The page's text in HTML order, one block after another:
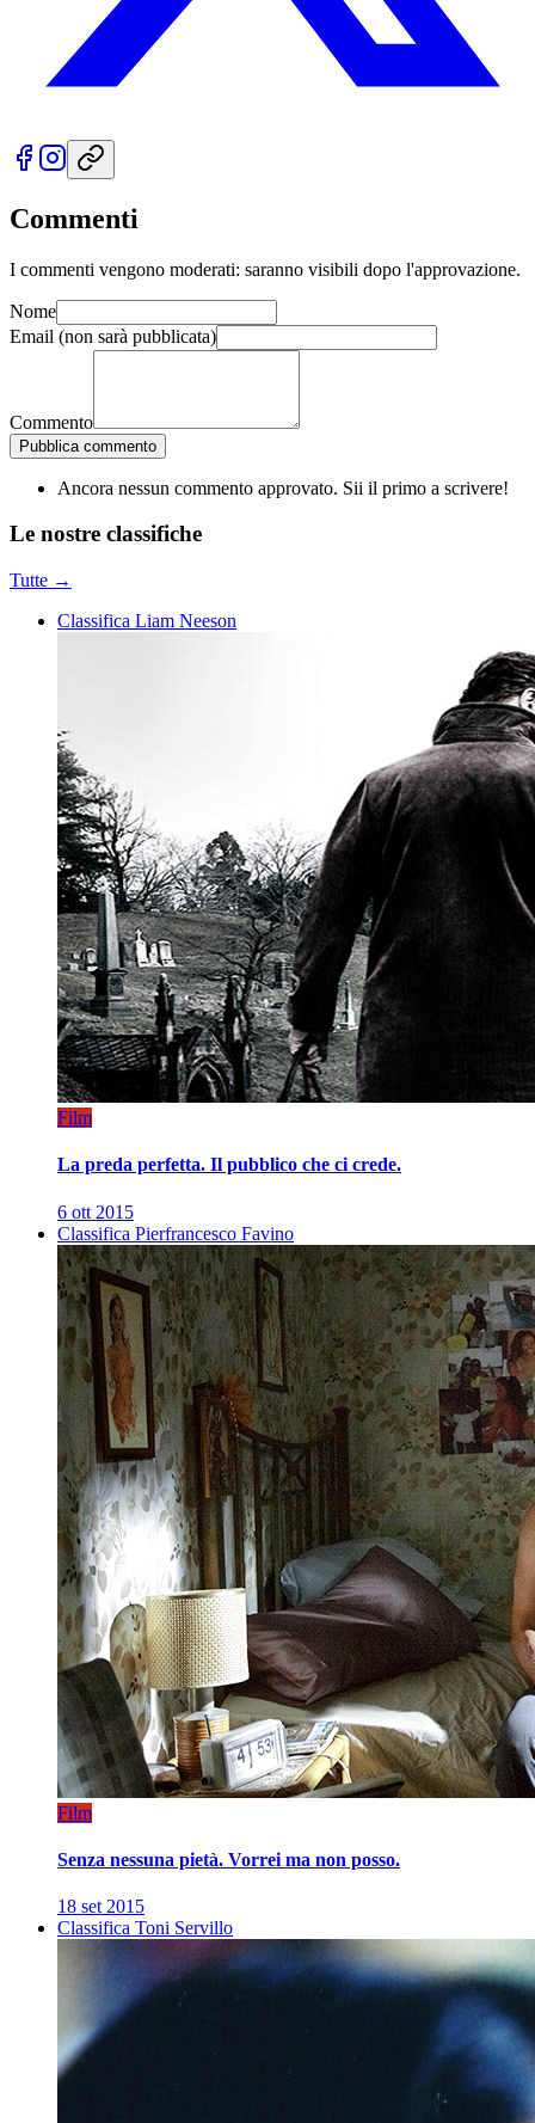
Commenti
I commenti vengono moderati: saranno visibili dopo l'approvazione.
Nome
Email (non sarà pubblicata)
Commento
Pubblica commento
Ancora nessun commento approvato. Sii il primo a scrivere!
Le nostre classifiche
Tutte →
Classifica Liam Neeson
Film
La preda perfetta. Il pubblico che ci crede.
6 ott 2015
Classifica Pierfrancesco Favino
Film
Senza nessuna pietà. Vorrei ma non posso.
18 set 2015
Classifica Toni Servillo